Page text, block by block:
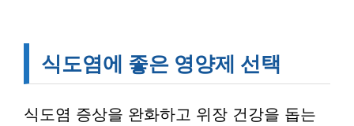
식도염에 좋은 영양제 선택
식도염 증상을 완화하고 위장 건강을 돕는